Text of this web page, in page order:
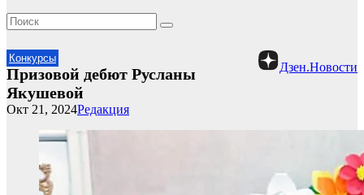
Конкурсы
Дзен.Новости
Призовой дебют Русланы
Якушевой
Редакция
Окт 21, 2024